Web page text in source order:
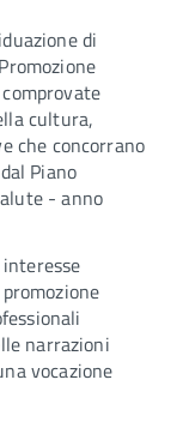
di
cultura,
che concorrano
Piano
- anno
narrazioni
vocazione